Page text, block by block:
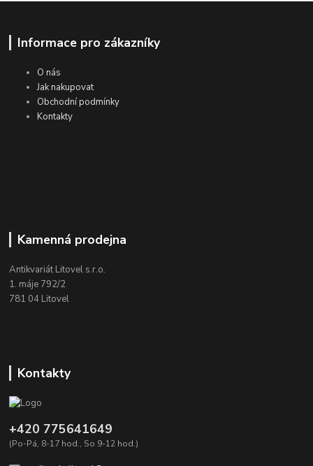
Informace pro zákazníky
O nás
Jak nakupovat
Obchodní podmínky
Kontakty
Kamenná prodejna
Antikvariát Litovel s.r.o.
1. máje 792/2
781 04 Litovel
Kontakty
+420 775641649
(Po-Pá, 8-17 hod., So 9-12 hod.)